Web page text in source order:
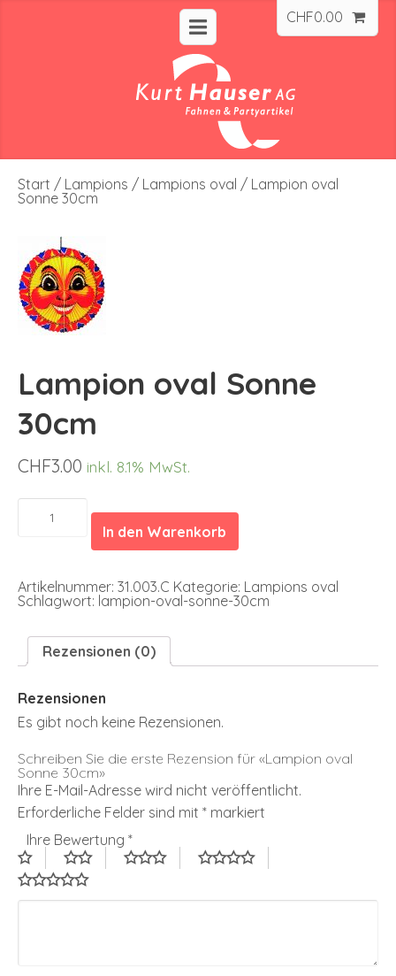
CHF0.00
Start / Lampions / Lampions oval / Lampion oval
Sonne 30cm
Lampion oval Sonne
30cm
CHF3.00 inkl. 8.1% MwSt.
Lampion
Sonne
In den Warenkorb
Artikelnummer: 31.003.C Kategorie: Lampions oval
Schlagwort: lampion-oval-sonne-30cm
Rezensionen (0)
Rezensionen
Es gibt noch keine Rezensionen.
Schreiben Sie die erste Rezension für «Lampion oval
Sonne 30cm»
Ihre E-Mail-Adresse wird nicht veröffentlicht.
Erforderliche Felder sind mit * markiert
Ihre Bewertung *